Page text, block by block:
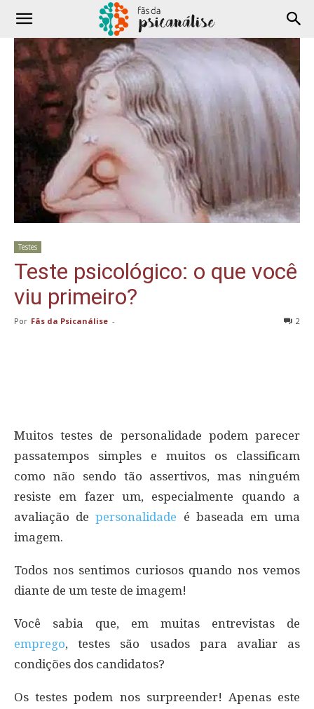
Testes
Teste psicológico: o que você
viu primeiro?
Por Fãs da Psicanálise - 2
Muitos testes de personalidade podem parecer
passatempos simples e muitos os classificam
como não sendo tão assertivos, mas ninguém
resiste em fazer um, especialmente quando a
avaliação depersonalidade é baseada em uma
imagem.
Todos nos sentimos curiosos quando nos vemos
diante de um teste de imagem!
Você sabia que, em muitas entrevistas de
emprego, testes são usados ​​para avaliar as
condições dos candidatos?
Os testes podem nos surpreender! Apenas este